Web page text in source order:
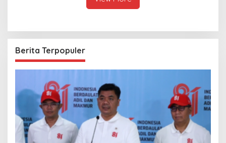
Berita Terpopuler